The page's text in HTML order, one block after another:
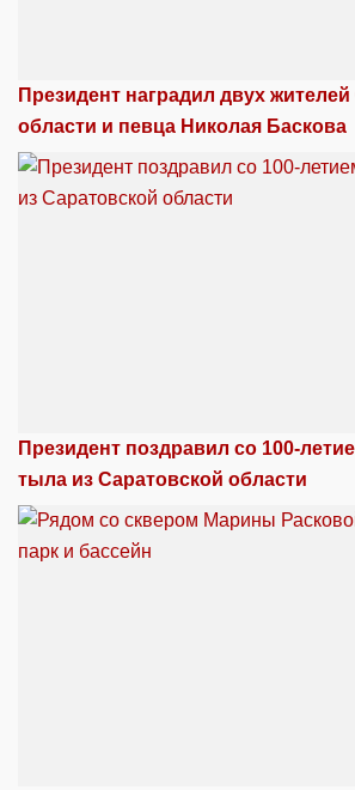
Президент наградил двух
области и певца Николая Баскова
Президент поздравил со 100-
тыла из Саратовской области